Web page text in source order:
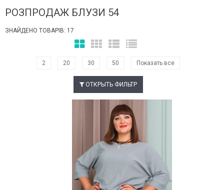
РОЗПРОДАЖ БЛУЗИ 54
ЗНАЙДЕНО ТОВАРІВ: 17
2 20 30 50 Показать все
ОТКРЫТЬ ФИЛЬТР
Наклейки Варіант з %